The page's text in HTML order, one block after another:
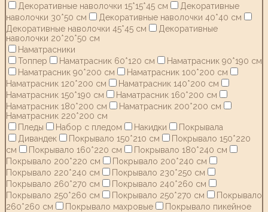
Декоративные наволочки 15*15*45 см
Декоративные
наволочки 30*50 см
Декоративные наволочки 40*40 см
Декоративные наволочки 45*45 см
Декоративные
наволочки 20*20*50 см
Наматрасники
Топпер
Наматрасник 60*120 см
Наматрасник 90*190 см
Наматрасник 90*200 см
Наматрасник 100*200 см
Наматрасник 120*200 см
Наматрасник 140*200 см
Наматрасник 150*190 см
Наматрасник 160*200 см
Наматрасник 180*200 см
Наматрасник 200*200 см
Наматрасник 220*200 см
Пледы
Набор с пледом Накидки
Покрывала
Дивандек
Покрывало 150*210 см
Покрывало 150*220
см
Покрывало 160*220 см
Покрывало 180*240 см
Покрывало 200*220 см
Покрывало 200*240 см
Покрывало 220*240 см
Покрывало 230*250 см
Покрывало 260*270 см
Покрывало 240*260 см
Покрывало 250*260 см
Покрывало 250*270 см
Покрывало
260*260 см
Покрывало махровые
Покрывало пикейное